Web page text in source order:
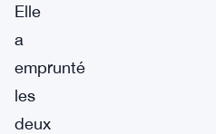
Elle
a
emprunté
les
deux